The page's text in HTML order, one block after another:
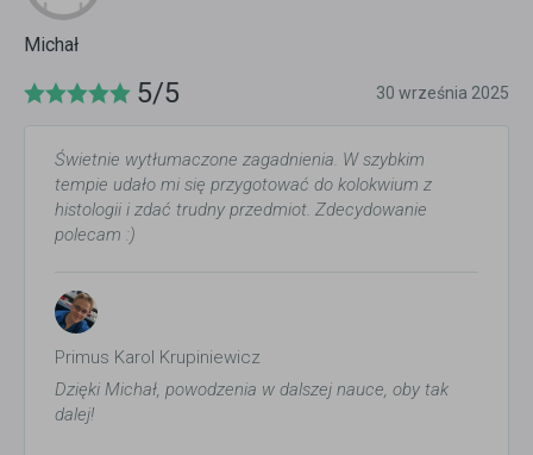
Michał
5/5 30 września 2025
Świetnie wytłumaczone zagadnienia. W szybkim
tempie udało mi się przygotować do kolokwium z
histologii i zdać trudny przedmiot. Zdecydowanie
polecam :)
Primus Karol Krupiniewicz
Dzięki Michał, powodzenia w dalszej nauce, oby tak
dalej!